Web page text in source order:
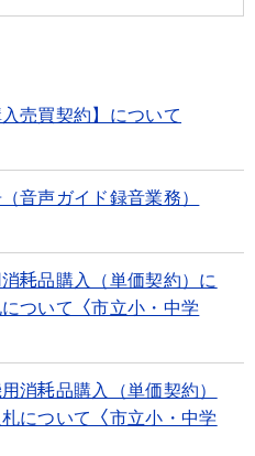
売買契約】について
音声ガイド録音業務）
耗品購入（単価契約）に
ついて〈市立小・中学
消耗品購入（単価契約）
について〈市立小・中学